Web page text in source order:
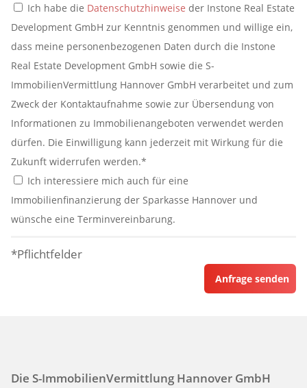
Ich habe die Datenschutzhinweise der Instone Real Estate
Development GmbH zur Kenntnis genommen und willige ein,
dass meine personenbezogenen Daten durch die Instone
Real Estate Development GmbH sowie die S-
ImmobilienVermittlung Hannover GmbH verarbeitet und zum
Zweck der Kontaktaufnahme sowie zur Übersendung von
Informationen zu Immobilienangeboten verwendet werden
dürfen. Die Einwilligung kann jederzeit mit Wirkung für die
Zukunft widerrufen werden.*
Ich interessiere mich auch für eine
Immobilienfinanzierung der Sparkasse Hannover und
wünsche eine Terminvereinbarung.
*Pflichtfelder
Anfrage senden
Die S-ImmobilienVermittlung Hannover GmbH